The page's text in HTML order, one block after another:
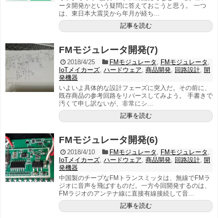
ータ開発かという疑問に答えておこうと思う。 一つ
は、東日本大震災から年月が経ち...
記事を読む
FMモジュレータ開発(7)
2018/4/25 FMモジュレータ , FMモジュレータ ,
IoTメイカーズ, ハードウェア, 商品開発, 回路設計, 開
発機器
いよいよ具体的な設計フェーズに突入だ。その前に、
既存商品の参考回路をリバースしてみよう。 手書きで
汚くて申し訳ないが、非常にシ...
記事を読む
FMモジュレータ開発(6)
2018/4/10 FMモジュレータ , FMモジュレータ ,
IoTメイカーズ, ハードウェア, 商品開発, 回路設計, 開
発機器
中国製のチープなFMトランスミッタは、無線でFMラ
ジオに音声を飛ばすものだ。一方今回開発するのは、
FMラジオのアンテナ線に直接有線接続して音...
記事を読む